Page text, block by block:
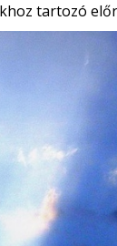
tartozó